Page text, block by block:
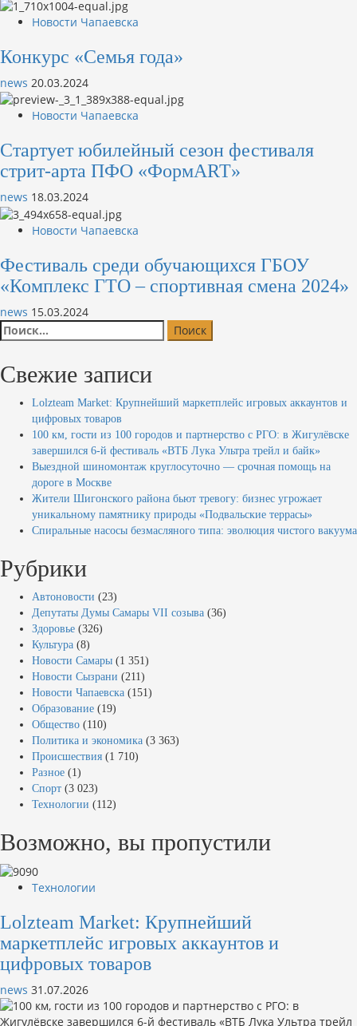
Новости Чапаевска
Конкурс «Семья года»
news 20.03.2024
Новости Чапаевска
Стартует юбилейный сезон фестиваля
стрит-арта ПФО «ФормART»
news 18.03.2024
Новости Чапаевска
Фестиваль среди обучающихся ГБОУ
«Комплекс ГТО – спортивная смена 2024»
news 15.03.2024
Найти:
Свежие записи
Lolzteam Market: Крупнейший маркетплейс игровых аккаунтов и
цифровых товаров
100 км, гости из 100 городов и партнерство с РГО: в Жигулёвске
завершился 6-й фестиваль «ВТБ Лука Ультра трейл и байк»
Выездной шиномонтаж круглосуточно — срочная помощь на
дороге в Москве
Жители Шигонского района бьют тревогу: бизнес угрожает
уникальному памятнику природы «Подвальские террасы»
Спиральные насосы безмасляного типа: эволюция чистого вакуума
Рубрики
Автоновости (23)
Депутаты Думы Самары VII созыва (36)
Здоровье (326)
Культура (8)
Новости Самары (1 351)
Новости Сызрани (211)
Новости Чапаевска (151)
Образование (19)
Общество (110)
Политика и экономика (3 363)
Происшествия (1 710)
Разное (1)
Спорт (3 023)
Технологии (112)
Возможно, вы пропустили
Технологии
Lolzteam Market: Крупнейший
маркетплейс игровых аккаунтов и
цифровых товаров
news 31.07.2026